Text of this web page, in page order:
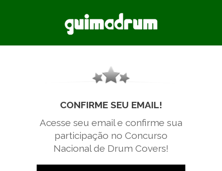
CONFIRME SEU EMAIL!
Acesse seu email e confirme sua
participação no Concurso
Nacional de Drum Covers!